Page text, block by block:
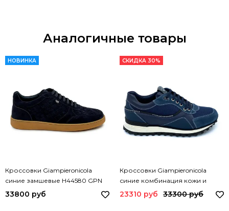
Аналогичные товары
НОВИНКА
Кроссовки Giampieronicola
синие замшевые H44580 GPN
BLU
33800 руб
СКИДКА 30%
Кроссовки Giampieronicola
синие комбинация кожи и
нубука демисезонные E39394
23310 руб 33300 руб